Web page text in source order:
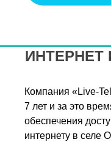
ИНТЕРНЕТ
Компания «Live-
7 лет и за это
обеспечения
интернету в селе